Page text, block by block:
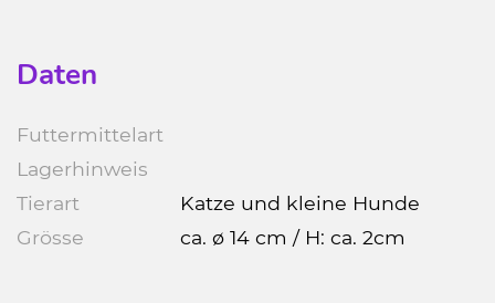
Daten
Futtermittelart
Lagerhinweis
Tierart
Katze und kleine Hunde
Grösse
ca. ø 14 cm / H: ca. 2cm